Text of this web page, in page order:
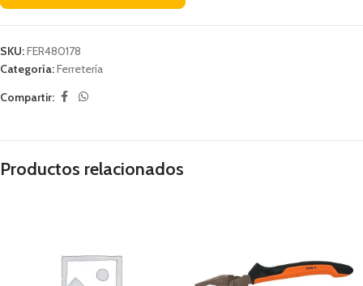
SKU:FER480178
Categoría:Ferretería
Compartir:
Productos relacionados